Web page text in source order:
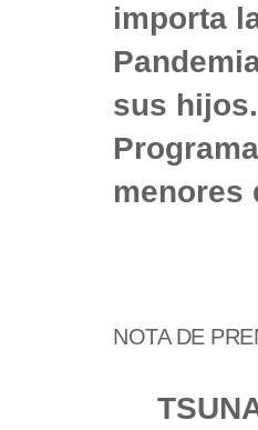
importa
sus
menores
NOTA DE